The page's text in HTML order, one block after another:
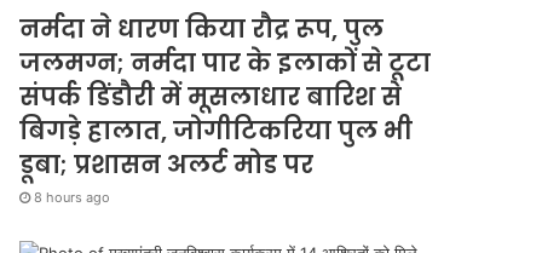
नर्मदा ने धारण किया रौद्र रूप, पुल
जलमग्न; नर्मदा पार के इलाकों से टूटा
संपर्क डिंडौरी में मूसलाधार बारिश से
बिगड़े हालात, जोगीटिकरिया पुल भी
डूबा; प्रशासन अलर्ट मोड पर
8 hours ago